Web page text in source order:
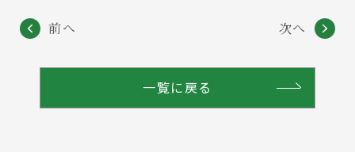
前へ 次へ
一覧に戻る